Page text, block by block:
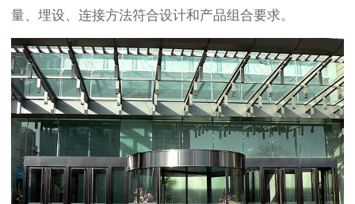
量、埋设、连接方法符合设计和产品组合要求。